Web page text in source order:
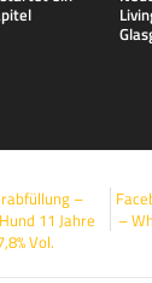
–
11 Jahre
Vol.
–